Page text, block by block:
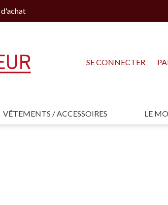
SE CONNECTER
VÊTEMENTS / ACCESSOIRES LE